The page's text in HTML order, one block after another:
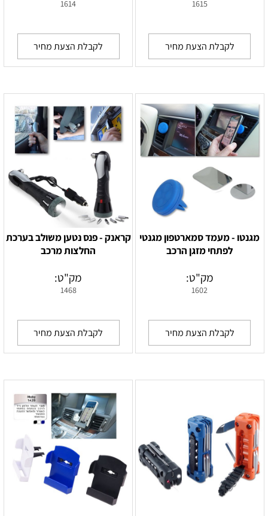
1615
לקבלת הצעת מחיר
1614
לקבלת הצעת מחיר
מגנטו - מעמד סמארטפון מגנטי
לפתחי מזגן הרכב
מק"ט:
1602
לקבלת הצעת מחיר
‏‏קראנק - פנס נטען משולב בערכת
החלצות מרכב
מק"ט:
1468
לקבלת הצעת מחיר